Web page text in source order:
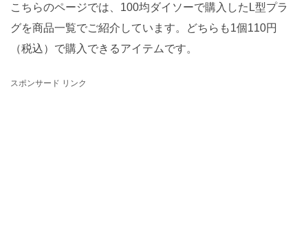
こちらのページでは、100均ダイソーで購入したL型プラ
グを商品一覧でご紹介しています。どちらも1個110円
（税込）で購入できるアイテムです。
スポンサード リンク